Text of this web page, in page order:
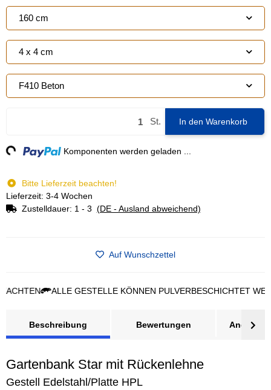
160 cm
4 x 4 cm
F410 Beton
St. In den Warenkorb
Komponenten werden geladen ...
Bitte Lieferzeit beachten!
Lieferzeit: 3-4 Wochen
Zustelldauer: 1 - 3 (DE - Ausland abweichend)
Auf Wunschzettel
ALLE GESTELLE KÖNNEN PULVERBESCHICHTET WERDEN
Beschreibung Bewertungen Angebot
Gartenbank Star mit Rückenlehne
Gestell Edelstahl/Platte HPL